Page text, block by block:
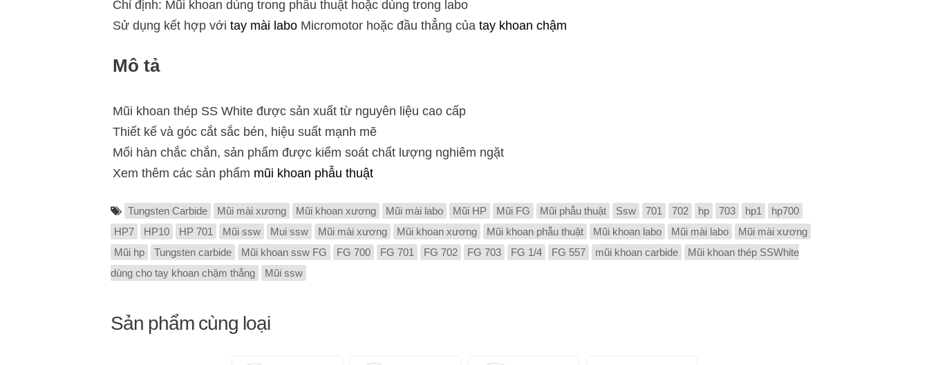
HP-4 Mũi
HP-1/4 Mũi 52,000₫
Thêm
vào
giỏ
Chỉ định: Mũi khoan dùng trong phẫu thuật hoặc dùng trong labo
Sử dụng kết hợp với tay mài labo Micromotor hoặc đầu thẳng của tay khoan chậm
Mô tả
Mũi khoan thép SS White được sản xuất từ nguyên liệu cao cấp
Thiết kế và góc cắt sắc bén, hiệu suất mạnh mẽ
Mối hàn chắc chắn, sản phẩm được kiểm soát chất lượng nghiêm ngặt
Xem thêm các sản phẩm mũi khoan phẫu thuật
Tungsten Carbide Mũi mài xương Mũi khoan xương Mũi mài labo Mũi HP Mũi FG Mũi phẫu thuật Ssw 701 702 hp 703 hp1
hp700
HP7
HP10 HP 701 Mũi ssw Mui ssw Mũi mài xương Mũi khoan xương Mũi khoan phẫu thuật Mũi khoan labo Mũi mài labo
Mũi mài xương
Mũi hp
Tungsten carbide Mũi khoan ssw FG FG 700 FG 701 FG 702 FG 703 FG 1/4 FG 557 mũi khoan carbide
Mũi khoan thép SSWhite
dùng cho tay khoan chậm thẳng
Mũi ssw
Sản phẩm cùng loại